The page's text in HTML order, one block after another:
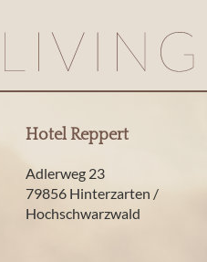
Hotel Reppert
Adlerweg 23
79856 Hinterzarten /
Hochschwarzwald